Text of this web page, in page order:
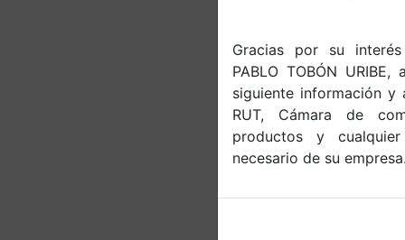
Gracias por su
PABLO TOBÓN
siguiente información y
RUT, Cámara de
productos y
necesario de su